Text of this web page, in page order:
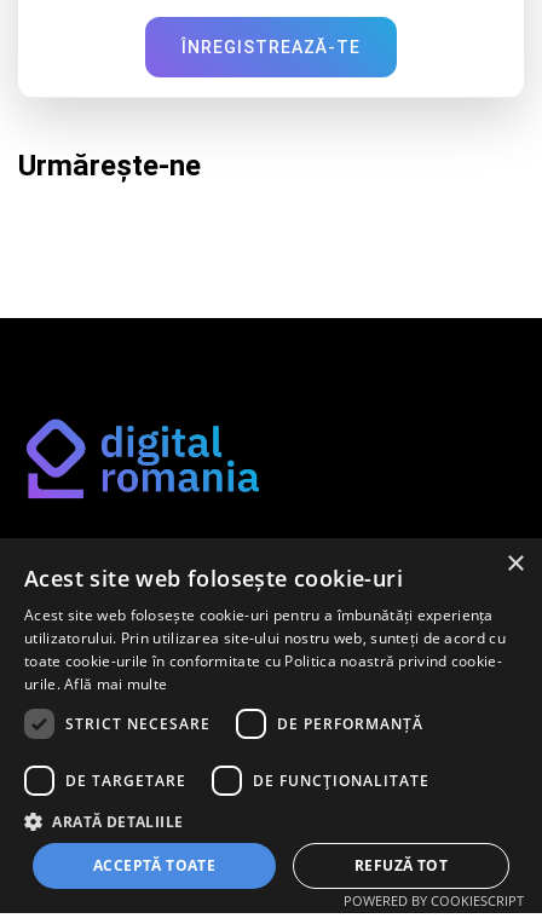
ÎNREGISTREAZĂ-TE
Urmărește-ne
Găsește-ți metoda potrivită de digitalizare pe platforma
Newsletter
Înregistrează-te pentru a afla primul despre cele mai noi
metode de digitalizare pe piața internă.
ÎNREGISTREAZĂ-TE
×
Acest site web folosește cookie-uri
Acest site web folosește cookie-uri pentru a îmbunătăți experiența
utilizatorului. Prin utilizarea site-ului nostru web, sunteți de acord cu
toate cookie-urile în conformitate cu Politica noastră privind cookie-
urile.Află mai multe
STRICT NECESARE
DE PERFORMANȚĂ
DE TARGETARE DE FUNCŢIONALITATE
ARATĂ DETALIILE
ACCEPTĂ TOATE REFUZĂ TOT
POWERED BY COOKIESCRIPT